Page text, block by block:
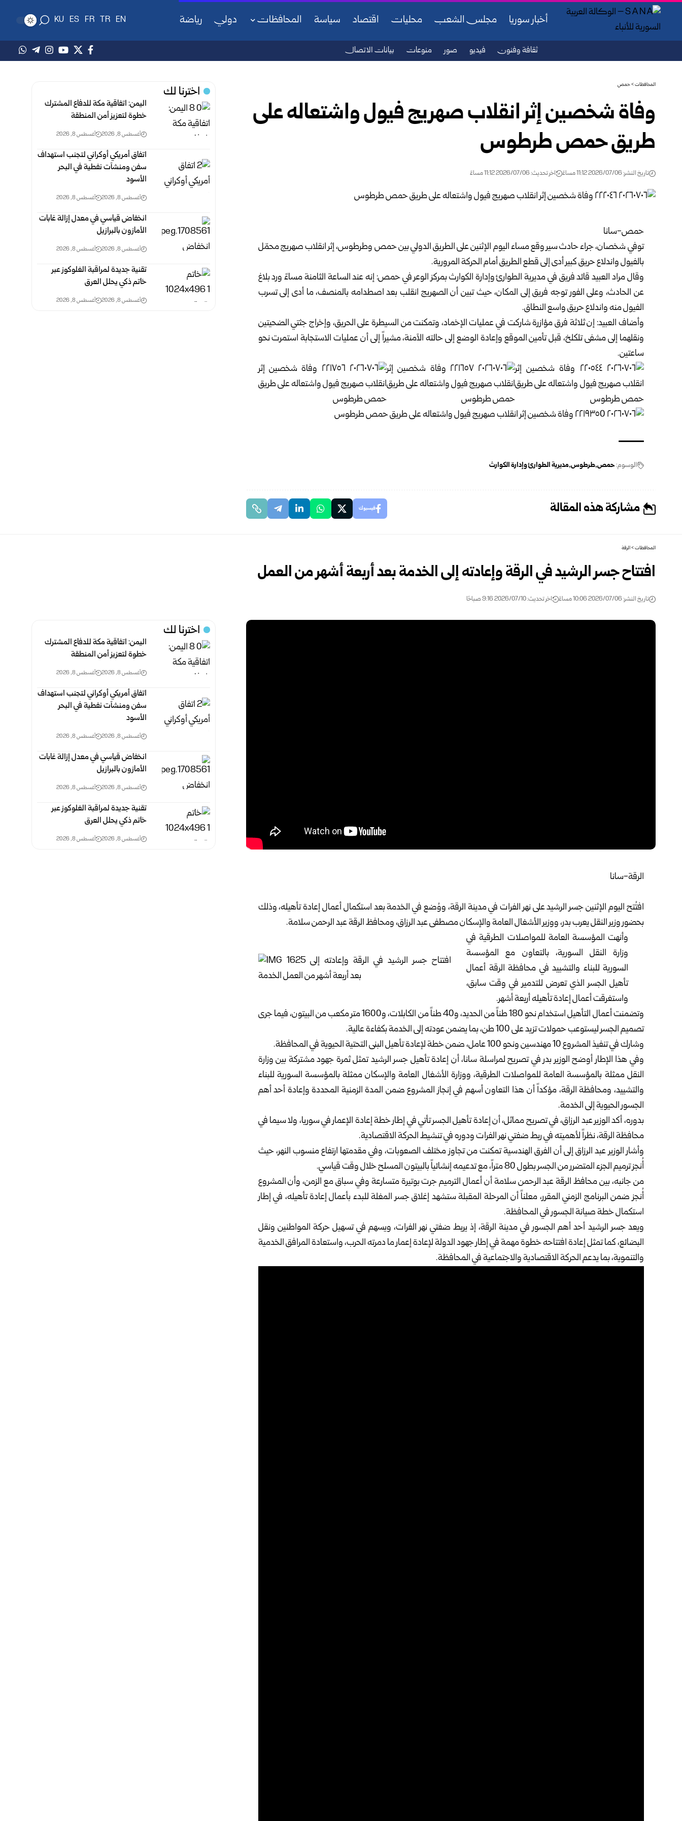
أخبار سوريا مجلس الشعب محليات اقتصاد سياسة المحافظات دولي رياضة EN
TR
FR
ES
KU
ثقافة وفنون فيديو صور منوعات بيانات الاتصال
المحافظات>حمص
وفاة شخصين إثر انقلاب صهريج فيول واشتعاله على
طريق ‏حمص طرطوس
تاريخ النشر: 2026/07/06 11:12 مساءً اخر تحديث: 2026/07/06 11:12 مساءً
حمص-سانا
توفي شخصان، جراء حادث سير وقع مساء اليوم الإثنين على ‏الطريق الدولي بينحمص وطرطوس، إثر انقلاب صهريج محمّل
‏بالفيول واندلاع حريق كبير أدى إلى قطع الطريق أمام الحركة ‏المرورية‎.‎
وقال مراد العبيد قائد فريق في مديرية الطوارئ وإدارة الكوارث ‏بمركز الوعر في حمص: إنه عند الساعة الثامنة مساءً ورد بلاغ
عن ‏الحادث، وعلى الفور توجه فريق إلى المكان، حيث تبين أن ‏الصهريج انقلب بعد اصطدامه بالمنصف، ما أدى إلى تسرب
‏الفيول منه واندلاع حريق واسع النطاق‎.‎
وأضاف العبيد: إن ثلاثة فرق مؤازرة شاركت في عمليات الإخماد، ‏وتمكنت من السيطرة على الحريق، وإخراج جثتي الضحيتين
‏ونقلهما إلى مشفى تلكلخ، قبل تأمين الموقع وإعادة الوضع إلى ‏حالته الآمنة، مشيراً إلى أن عمليات الاستجابة استمرت نحو
‏ساعتين‎.‎
الوسوم:حمص طرطوس مديرية الطوارئ وإدارة الكوارث
مشاركة هذه المقالة فيسبوك
اخترنا لك
اليمن: اتفاقية مكة للدفاع المشترك
خطوة لتعزيز أمن ‏المنطقة
أغسطس 8, 2026 أغسطس 8, 2026
اتفاق أمريكي أوكراني لتجنب استهداف
سفن ومنشآت ‏نفطية في البحر
الأسود
أغسطس 8, 2026 أغسطس 8, 2026
انخفاض قياسي في معدل إزالة غابات
الأمازون ‏بالبرازيل
أغسطس 8, 2026 أغسطس 8, 2026
تقنية جديدة لمراقبة الغلوكوز عبر
خاتم ذكي يحلل العرق
أغسطس 8, 2026 أغسطس 8, 2026
المحافظات>الرقة
افتتاح جسر الرشيد في الرقة وإعادته إلى الخدمة‎ ‎بعد ‏أربعة ‌‏أشهر ‏من العمل‎
تاريخ النشر: 2026/07/06 10:06 مساءً اخر تحديث: 2026/07/10 9:16 صباحًا
الرقة-سانا‌‏
افتُتح اليوم الإثنين جسر الرشيد على نهر الفرات في ‏مدينة ‌‏الرقة، ‏ووُضع في الخدمة بعد استكمال أعمال إعادة ‏تأهيله، ‌‏وذلك
‏بحضور ‏وزير النقل يعرب بدر، ووزير ‏الأشغال العامة ‌‏والإسكان مصطفى ‏عبد الرزاق، ومحافظ ‏الرقة عبد الرحمن ‌‏سلامة‎.‎
وأنهت المؤسسة العامة للمواصلات الطرقية في
وزارة ‏النقل ‌‏السورية، بالتعاون مع المؤسسة
السورية للبناء ‏والتشييد في ‌‏محافظة ‏الرقة ‏أعمال
تأهيل الجسر الذي ‏تعرض للتدمير في ‏وقت سابق،
‌‏واستغرقت أعمال إعادة ‏تأهيله أربعة أشهر‎.‎
وتضمنت أعمال التأهيل استخدام نحو 180 طناً من ‏الحديد، ‌‏و40 ‏طناً من الكابلات، و1600 متر مكعب من ‏البيتون، فيما ‌‏‌‏جرى
‏تصميم الجسر ليستوعب حمولات ‏تزيد على 100 طن، ‌‏بما يضمن ‏عودته إلى الخدمة بكفاءة ‏عالية‎.‎
وشارك في تنفيذ المشروع 10 مهندسين ونحو 100 ‏عامل، ‌‏ضمن ‏خطة لإعادة تأهيل البنى التحتية الحيوية في ‏المحافظة‎.‎
وفي هذا الإطار أوضح الوزير بدر في تصريح لمراسلة ‏سانا، أن ‏إعادة تأهيل جسر الرشيد تمثل ثمرة جهود ‏مشتركة بين وزارة
النقل ‏ممثلة بالمؤسسة العامة ‏للمواصلات الطرقية، ووزارة الأشغال ‏العامة والإسكان ‏ممثلة بالمؤسسة السورية للبناء
والتشييد، ومحافظة ‏الرقة، ‏مؤكداً أن هذا التعاون أسهم في إنجاز المشروع ضمن ‏المدة ‏الزمنية المحددة وإعادة أحد أهم
الجسور الحيوية ‏إلى الخدمة‎.‎
بدوره، أكد الوزير عبد الرزاق، في تصريح مماثل، أن ‏إعادة تأهيل ‏الجسر تأتي في إطار خطة إعادة الإعمار في ‏سوريا، ولا سيما في
‏محافظة الرقة، نظراً لأهميته في ‏ربط ضفتي نهر الفرات ودوره في ‏تنشيط الحركة ‏الاقتصادية. ‏
وأشار الوزير عبد الرزاق إلى أن الفرق الهندسية تمكنت ‏من تجاوز ‏مختلف الصعوبات، وفي مقدمتها ارتفاع ‏منسوب النهر، حيث
أُنجز ‏ترميم الجزء المتضرر من ‏الجسر بطول 80 متراً، مع تدعيمه ‏إنشائياً بالبيتون ‏المسلح خلال وقت قياسي‎.‎
من جانبه، بين محافظ الرقة عبد الرحمن سلامة أن ‏أعمال الترميم ‏جرت بوتيرة متسارعة وفي سباق مع ‏الزمن، وأن المشروع
أُنجز ‏ضمن البرنامج الزمني ‏المقرر، معلناً أن المرحلة المقبلة ستشهد ‏إغلاق جسر ‏المغلة للبدء بأعمال إعادة تأهيله، في إطار
استكمال ‌‏خطة صيانة الجسور في المحافظة‎.‎
ويعد جسر الرشيد أحد أهم الجسور في مدينة الرقة، إذ ‏يربط ‌‏ضفتي ‏نهر الفرات، ويسهم في تسهيل حركة ‏المواطنين ونقل
‌‏‌‏البضائع، كما ‏تمثل إعادة افتتاحه خطوة ‏مهمة في إطار جهود ‌‏الدولة لإعادة إعمار ‏ما دمرته ‏الحرب، واستعادة المرافق ‌‏‌‏الخدمية
والتنموية، بما يدعم ‌‏الحركة الاقتصادية والاجتماعية في ‌‏المحافظة‎.‎
اخترنا لك
اليمن: اتفاقية مكة للدفاع المشترك
خطوة لتعزيز أمن ‏المنطقة
أغسطس 8, 2026 أغسطس 8, 2026
اتفاق أمريكي أوكراني لتجنب استهداف
سفن ومنشآت ‏نفطية في البحر
الأسود
أغسطس 8, 2026 أغسطس 8, 2026
انخفاض قياسي في معدل إزالة غابات
الأمازون ‏بالبرازيل
أغسطس 8, 2026 أغسطس 8, 2026
تقنية جديدة لمراقبة الغلوكوز عبر
خاتم ذكي يحلل العرق
أغسطس 8, 2026 أغسطس 8, 2026